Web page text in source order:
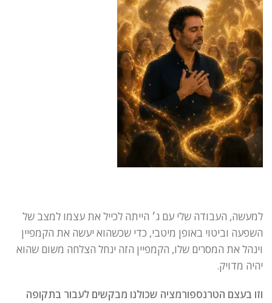
למעשה, העבודה שלי עם ג׳ הייתה לכייל את עצמו למצב של
השפעה וביטוי באופן מיטבי, כדי שכשהוא יעשה את הקמפיין
וינהל את המסרים שלו, הקמפיין הזה ינחל הצלחה משום שהוא
יהיה מדויק.
וזו בעצם הטרנספורמציה שכולנו מבקשים לעבור בתקופה